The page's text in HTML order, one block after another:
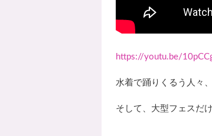
https://youtu.be/
水着で踊りくるう人々
そして、大型フェスだ